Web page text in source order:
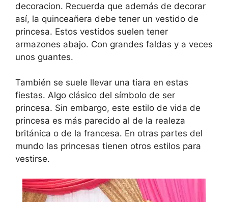
decoracion. Recuerda que además de decorar
así, la quinceañera debe tener un vestido de
princesa. Estos vestidos suelen tener
armazones abajo. Con grandes faldas y a veces
unos guantes.
También se suele llevar una tiara en estas
fiestas. Algo clásico del símbolo de ser
princesa. Sin embargo, este estilo de vida de
princesa es más parecido al de la realeza
británica o de la francesa. En otras partes del
mundo las princesas tienen otros estilos para
vestirse.